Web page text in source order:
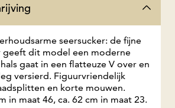
seersucker: de fijne
dit model een moderne
gaat in een flatteuze V over en
versierd. Figuurvriendelijk
en korte mouwen.
in maat 46, ca. 62 cm in maat 23.